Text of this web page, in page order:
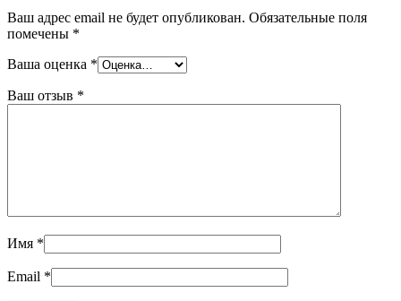
Ваш адрес email не будет опубликован. Обязательные поля
помечены *
Ваша оценка *
Ваш отзыв *
Имя *
Email *